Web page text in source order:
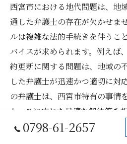
西宮市における地代問題は、地
通した弁護士の存在が欠かせま
ルは複雑な法的手続きを伴うこ
バイスが求められます。例えば
約更新に関する問題は、地域の
した弁護士が迅速かつ適切に対
の弁護士は、西宮市特有の事情
ケースに応じた最適な解決策を
地域特性を活かした地代
0798-61-2657